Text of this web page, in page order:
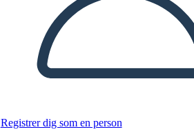
Registrer dig som en person